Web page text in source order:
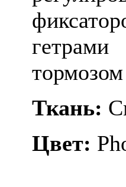
Ткань:
Цвет: